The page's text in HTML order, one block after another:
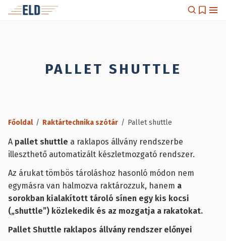
PALLET SHUTTLE
Főoldal / Raktártechnika szótár / Pallet shuttle
A pallet shuttle a raklapos állvány rendszerbe
illeszthető automatizált készletmozgató rendszer.
Az árukat tömbös tároláshoz hasonló módon nem
egymásra van halmozva raktározzuk, hanem a
sorokban kialakított tároló sínen egy kis kocsi
(„shuttle”) közlekedik és az mozgatja a rakatokat.
Pallet Shuttle raklapos állvány rendszer előnyei